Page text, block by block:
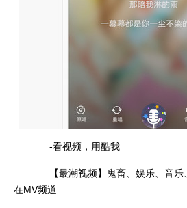
-看视频，用酷我
【最潮视频】鬼畜、娱乐、音乐
在MV频道